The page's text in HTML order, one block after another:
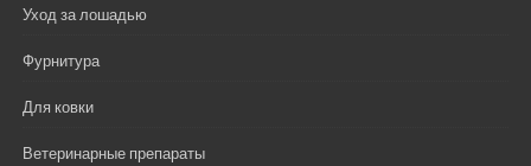
Уход за лошадью
Фурнитура
Для ковки
Ветеринарные препараты